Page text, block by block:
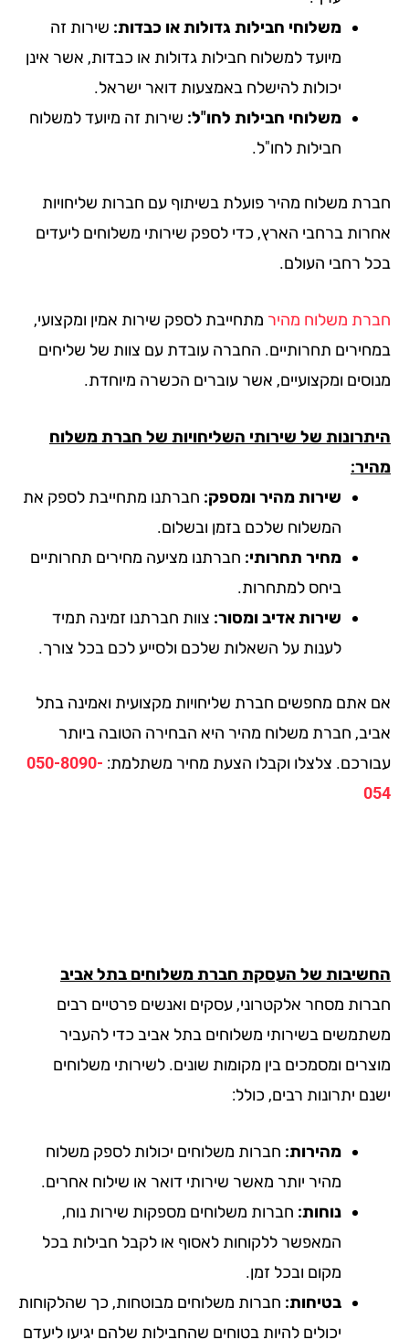
משלוחי חבילות גדולות או כבדות:שירות זה
מיועד למשלוח חבילות גדולות או כבדות, אשר אינן
יכולות להישלח באמצעות דואר ישראל.
משלוחי חבילות לחו"ל:שירות זה מיועד למשלוח
חבילות לחו"ל.
משלוח מהיר פועלת בשיתוף עם חברות שליחויות
ברחבי הארץ, כדי לספק שירותי משלוחים ליעדים
רחבי העולם.
משלוח מהיר מתחייבת לספק שירות אמין ומקצועי,
תחרותיים. החברה עובדת עם צוות של שליחים
ומקצועיים, אשר עוברים הכשרה מיוחדת.
של שירותי השליחויות של חברת משלוח
שירות מהיר ומספק:חברתנו מתחייבת לספק את
המשלוח שלכם בזמן ובשלום.
מחיר תחרותי:חברתנו מציעה מחירים תחרותיים
ביחס למתחרות.
שירות אדיב ומסור:צוות חברתנו זמינה תמיד
לענות על השאלות שלכם ולסייע לכם בכל צורך.
אתם מחפשים חברת שליחויות מקצועית ואמינה בתל
חברת משלוח מהיר היא הבחירה הטובה ביותר
צלצלו וקבלו הצעת מחיר משתלמת:050-8090-
של העסקת חברת משלוחים בתל אביב
מסחר אלקטרוני, עסקים ואנשים פרטיים רבים
בשירותי משלוחים בתל אביב כדי להעביר
ומסמכים בין מקומות שונים. לשירותי משלוחים
יתרונות רבים, כולל:
מהירות:חברות משלוחים יכולות לספק משלוח
מהיר יותר מאשר שירותי דואר או שילוח אחרים.
נוחות:חברות משלוחים מספקות שירות נוח,
המאפשר ללקוחות לאסוף או לקבל חבילות בכל
מקום ובכל זמן.
בטיחות:חברות משלוחים מבוטחות, כך שהלקוחות
יכולים להיות בטוחים שהחבילות שלהם יגיעו ליעדם